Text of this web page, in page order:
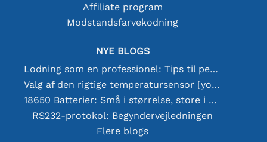
Affiliate program
Modstandsfarvekodning
NYE BLOGS
Lodning som en professionel: Tips til perfekte elektroniske forbindelser
Valg af den rigtige temperatursensor [youtube]
18650 Batterier: Små i størrelse, store i ydeevne
RS232-protokol: Begyndervejledningen
Flere blogs